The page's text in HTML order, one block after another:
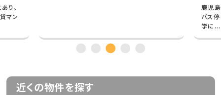
り、
マン
鹿児
バス
学に...
近くの物件を探す